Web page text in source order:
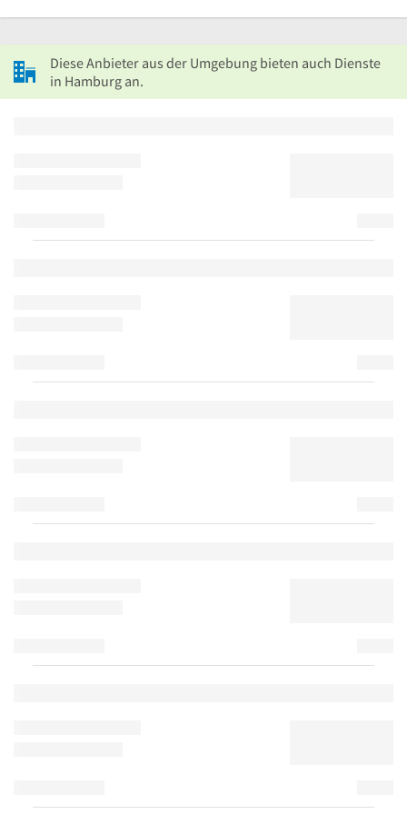
Diese Anbieter aus der Umgebung bieten auch Dienste
in Hamburg an.